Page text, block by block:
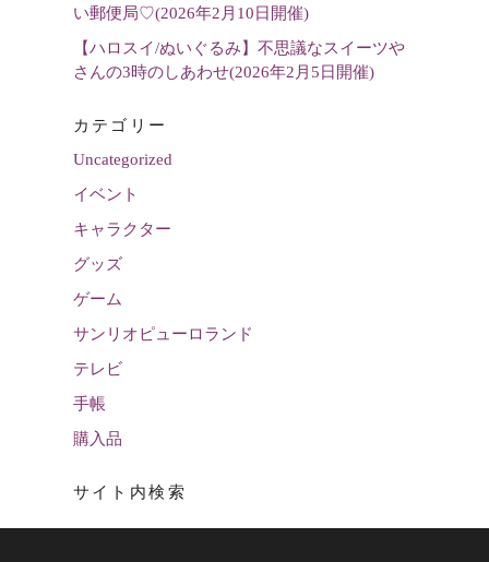
い郵便局♡(2026年2月10日開催)
【ハロスイ/ぬいぐるみ】不思議なスイーツや
さんの3時のしあわせ(2026年2月5日開催)
カテゴリー
Uncategorized
イベント
キャラクター
グッズ
ゲーム
サンリオピューロランド
テレビ
手帳
購入品
サイト内検索